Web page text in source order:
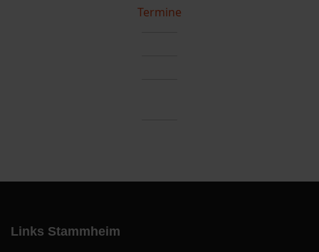
Termine
Links Stammheim